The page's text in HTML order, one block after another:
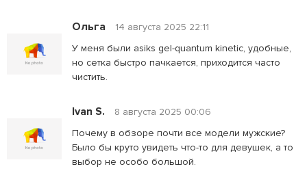
Ольга
14 августа 2025 22:11
У меня были asiks gel-quantum kinetic, удобные,
но сетка быстро пачкается, приходится часто
чистить.
Ivan S.
8 августа 2025 00:06
Почему в обзоре почти все модели мужские?
Было бы круто увидеть что-то для девушек, а то
выбор не особо большой.